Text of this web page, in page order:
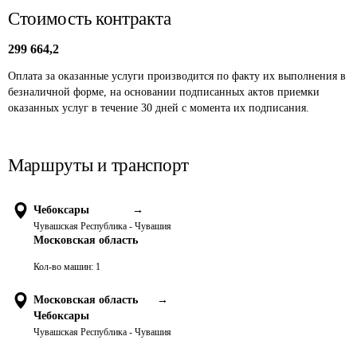
Стоимость контракта
299 664,2
Оплата за оказанные услуги производится по факту их выполнения в
безналичной форме, на основании подписанных актов приемки
оказанных услуг в течение 30 дней с момента их подписания.
Маршруты и транспорт
Чебоксары →
Чувашская Республика - Чувашия
Московская область
Кол-во машин: 1
Московская область
→
Чебоксары
Чувашская Республика - Чувашия